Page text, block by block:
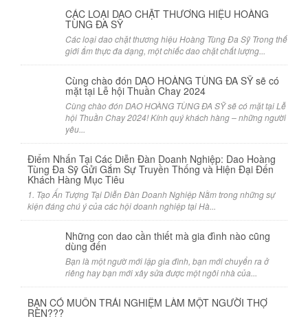
CÁC LOẠI DAO CHẶT THƯƠNG HIỆU HOÀNG
TÙNG ĐA SỸ
Các loại dao chặt thương hiệu Hoàng Tùng Đa Sỹ Trong thế
giới ẩm thực đa dạng, một chiếc dao chặt chất lượng...
Cùng chào đón DAO HOÀNG TÙNG ĐA SỸ sẽ có
mặt tại Lễ hội Thuần Chay 2024
Cùng chào đón DAO HOÀNG TÙNG ĐA SỸ sẽ có mặt tại Lễ
hội Thuần Chay 2024! Kính quý khách hàng – những người
yêu...
Điểm Nhấn Tại Các Diễn Đàn Doanh Nghiệp: Dao Hoàng
Tùng Đa Sỹ Gửi Gắm Sự Truyền Thống và Hiện Đại Đến
Khách Hàng Mục Tiêu
1. Tạo Ấn Tượng Tại Diễn Đàn Doanh Nghiệp Nằm trong những sự
kiện đáng chú ý của các hội doanh nghiệp tại Hà...
Những con dao cần thiết mà gia đình nào cũng
dùng đến
Bạn là một ngườ mới lập gia đình, bạn mới chuyển ra ở
riêng hay bạn mới xây sửa được một ngôi nhà của...
BẠN CÓ MUỐN TRẢI NGHIỆM LÀM MỘT NGƯỜI THỢ
RÈN???